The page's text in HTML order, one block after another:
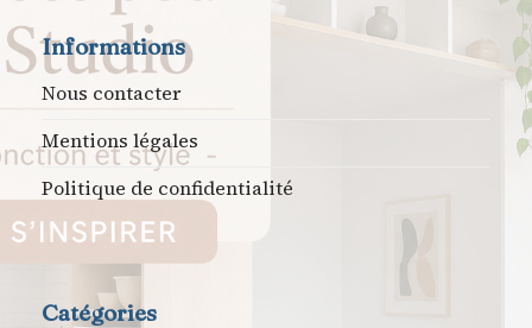
Informations
Nous contacter
Mentions légales
Politique de confidentialité
Catégories